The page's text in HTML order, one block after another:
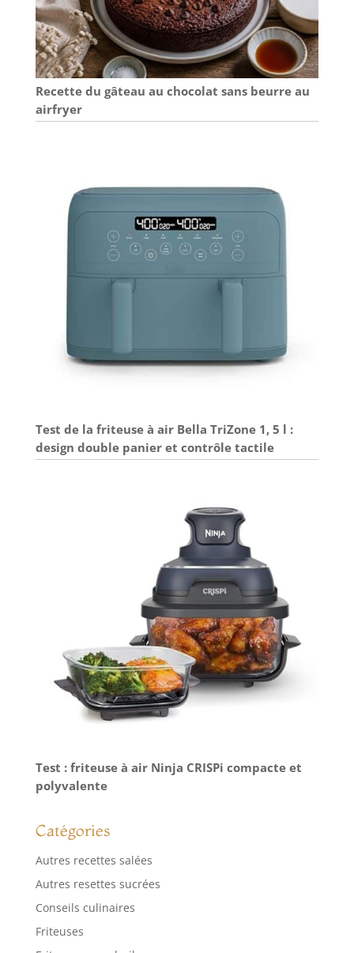
Recette du gâteau au chocolat sans beurre au
airfryer
Test de la friteuse à air Bella TriZone 1, 5 l :
design double panier et contrôle tactile
Test : friteuse à air Ninja CRISPi compacte et
polyvalente
Catégories
Autres recettes salées
Autres resettes sucrées
Conseils culinaires
Friteuses